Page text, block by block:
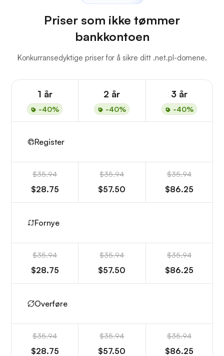
Priser som ikke tømmer
bankkontoen
Konkurransedyktige priser for å sikre ditt .net.pl-domene.
1 år
-40%
2 år
-40%
3 år
-40%
Register
$35.94
$28.75
$35.94
$57.50
$35.94
$86.25
Fornye
$35.94
$28.75
$35.94
$57.50
$35.94
$86.25
Overføre
$35.94
$28.75
$35.94
$57.50
$35.94
$86.25